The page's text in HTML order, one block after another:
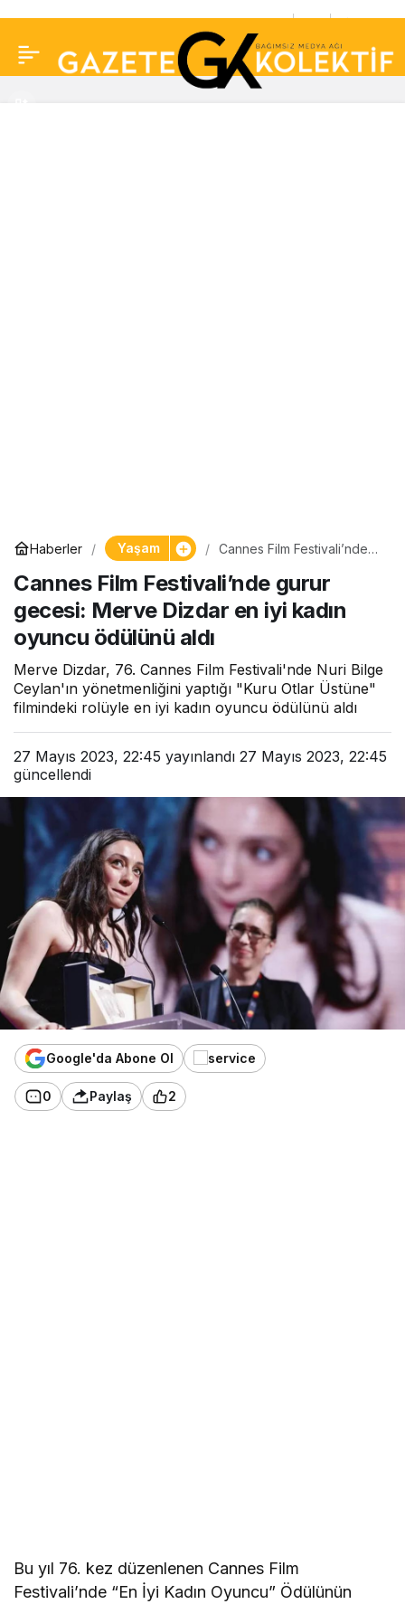
Haberler Yaşam
Cannes Film Festivali’nde
en iyi kadın oyuncu
ödülünü aldı
Cannes Film Festivali’nde gurur
gecesi: Merve Dizdar en iyi kadın
oyuncu ödülünü aldı
Merve Dizdar, 76. Cannes Film Festivali'nde Nuri Bilge
Ceylan'ın yönetmenliğini yaptığı "Kuru Otlar Üstüne"
filmindeki rolüyle en iyi kadın oyuncu ödülünü aldı
27 Mayıs 2023, 22:45 yayınlandı 27 Mayıs 2023, 22:45
güncellendi
Google'da Abone Ol
0 Paylaş 2
Bu yıl 76. kez düzenlenen Cannes Film
Festivali’nde “En İyi Kadın Oyuncu” Ödülünün
gösterisi iptal edildi: